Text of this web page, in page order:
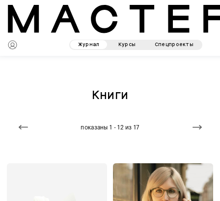
Журнал Курсы Спецпроекты
Книги
показаны 1 - 12 из 17